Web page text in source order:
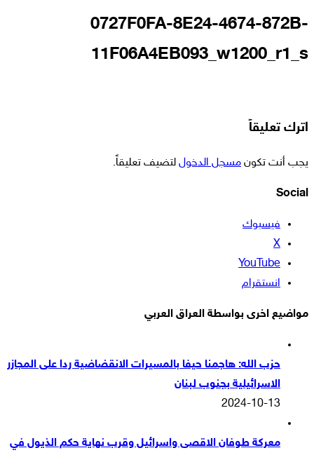
0727F0FA-8E24-4674-872B-
11F06A4EB093_w1200_r1_s
اترك تعليقاً
يجب أنت تكون مسجل الدخول لتضيف تعليقاً.
Social
فيسبوك
‫X
‫YouTube
انستقرام
مواضيع اخرى بواسطة العراق العربي
حزب الله: هاجمنا حيفا بالمسيرات الانقضاضية ردا على المجازر
الاسرائيلية بجنوب لبنان
2024-10-13
معركة طوفان الاقصى واسرائيل وقرب نهاية حكم الذيول في